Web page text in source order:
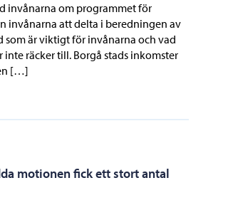
invånarna om programmet för
invånarna att delta i beredningen av
som är viktigt för invånarna och vad
räcker till. Borgå stads inkomster
[…]
motionen fick ett stort antal